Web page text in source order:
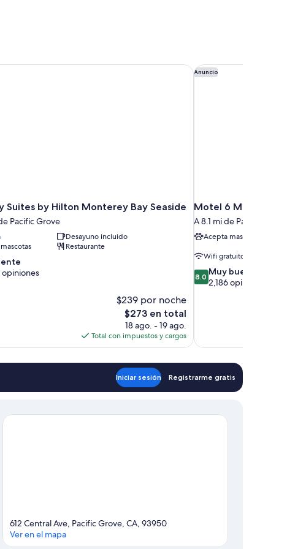
Suites by Hilton Monterey Bay Seaside
Pacific Grove
Desayuno incluido
Restaurante
opiniones
$239 por noche
El
precio
actual
es
$273
$273 en total
18 ago. - 19 ago.
Total con impuestos y cargos
Suites by Hilton Monterey Bay Seaside Anuncio
Motel 6 Marina,
A 8.1 mi de Pacific Grove
Acepta mascotas
Wifi gratuito
8.0
de
8.0 Muy bueno
2,186 opiniones
Motel 6 Marina, CA
Iniciar sesión Registrarme gratis
612 Central Ave, Pacific Grove, CA, 93950
Ver en el mapa